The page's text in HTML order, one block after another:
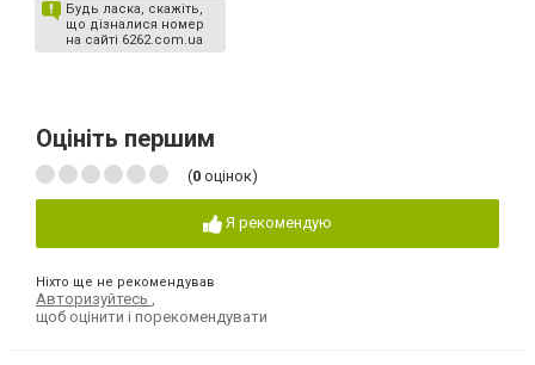
Будь ласка, скажіть,
що дізналися номер
на сайті 6262.com.ua
Оцініть першим
(0 оцінок)
Я рекомендую
Ніхто ще не рекомендував
Авторизуйтесь
щоб оцінити і порекомендувати